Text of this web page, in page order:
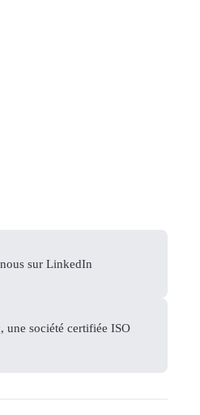
sur LinkedIn
une société certifiée ISO